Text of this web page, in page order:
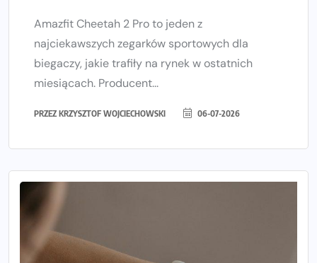
Amazfit Cheetah 2 Pro to jeden z
najciekawszych zegarków sportowych dla
biegaczy, jakie trafiły na rynek w ostatnich
miesiącach. Producent...
PRZEZ KRZYSZTOF WOJCIECHOWSKI 06-07-2026